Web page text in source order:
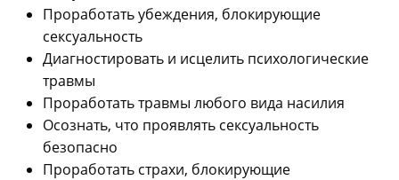
Проработать убеждения, блокирующие
сексуальность
Диагностировать и исцелить психологические
травмы
Проработать травмы любого вида насилия
Осознать, что проявлять сексуальность
безопасно
Проработать страхи, блокирующие